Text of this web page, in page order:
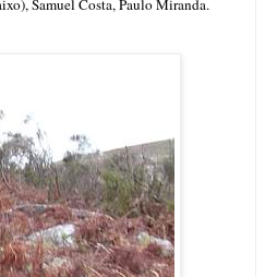
Samuel Costa, Paulo Miranda.